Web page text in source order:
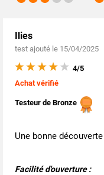
Ilies
test ajouté le 15/04/2025
4/5
Achat vérifié
Testeur de Bronze
Une bonne découverte
Facilité d'ouverture :